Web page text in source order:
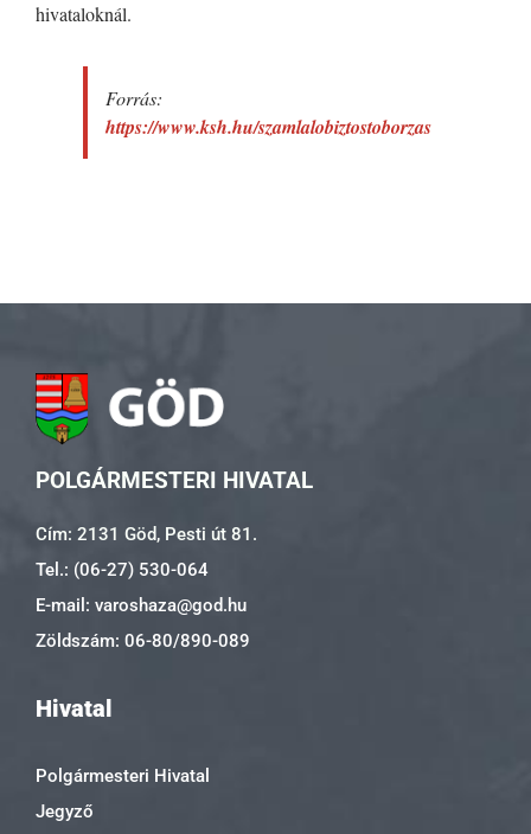
hivataloknál.
Forrás:
https://www.ksh.hu/szamlalobiztostoborzas
POLGÁRMESTERI HIVATAL
Cím: 2131 Göd, Pesti út 81.
Tel.: (06-27) 530-064
E-mail: varoshaza@god.hu
Zöldszám: 06-80/890-089
Hivatal
Polgármesteri Hivatal
Jegyző